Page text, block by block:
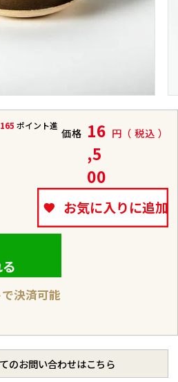
165 ポイント進
価格 16
,5
00
税込
お気に入りに追加
決済可能
のお問い合わせはこちら